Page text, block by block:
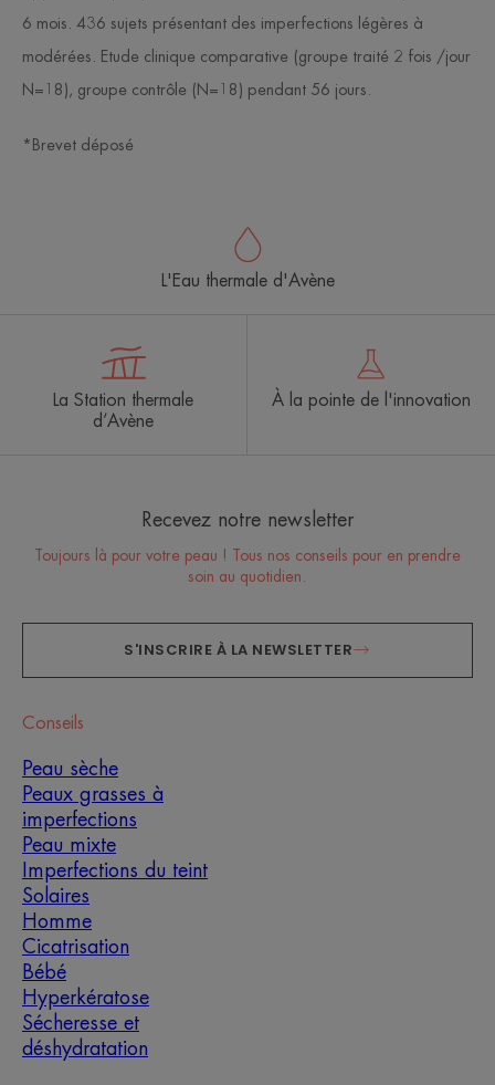
6 mois. 436 sujets présentant des imperfections légères à
modérées. Etude clinique comparative (groupe traité 2 fois /jour
N=18), groupe contrôle (N=18) pendant 56 jours.
*Brevet déposé
L'Eau thermale d'Avène
La Station thermale
d’Avène
À la pointe de l'innovation
Recevez notre newsletter
Toujours là pour votre peau ! Tous nos conseils pour en prendre
soin au quotidien.
S'INSCRIRE À LA NEWSLETTER
Conseils
Peau sèche
Peaux grasses à
imperfections
Peau mixte
Imperfections du teint
Solaires
Homme
Cicatrisation
Bébé
Hyperkératose
Sécheresse et
déshydratation